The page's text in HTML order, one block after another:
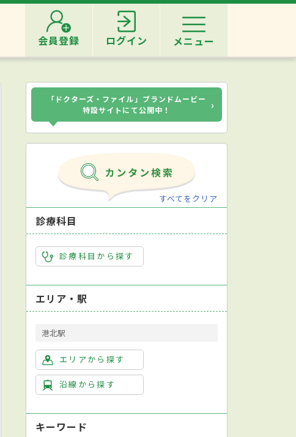
会員登録 ログイン メニュー
「ドクターズ・ファイル」ブランドムービー
特設サイトにて公開中！
›
すべてをクリア
診療科目
診療科目から探す
エリア・駅
港北駅
エリアから探す
沿線から探す
キーワード